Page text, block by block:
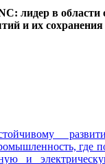
лидер в области
и их сохранения
где
и